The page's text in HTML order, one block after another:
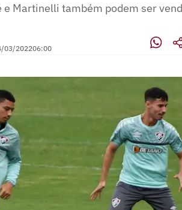
Martinelli também podem ser
03/202206:00